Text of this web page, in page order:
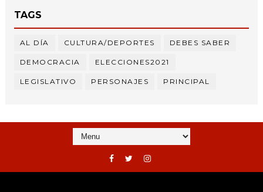
TAGS
AL DÍA CULTURA/DEPORTES DEBES SABER
DEMOCRACIA ELECCIONES2021
LEGISLATIVO PERSONAJES PRINCIPAL